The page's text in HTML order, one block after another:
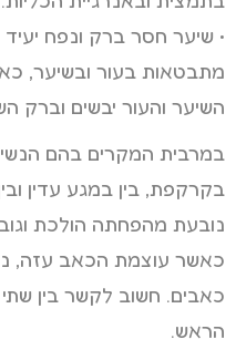
• שיער חסר ברק ונפח
מתבטאות בעור ובשיער,
השיער והעור יבשים וברק
במרבית המקרים בהם
בקרקפת, בין במגע עדין
נובעת מהפחתה הולכת
כאשר עוצמת הכאב עזה,
כאבים. חשוב לקשר בין
הראש.